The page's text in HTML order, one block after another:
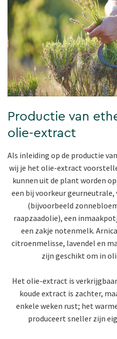
Productie van
olie-extract
Als inleiding op de productie
wij je het olie-extract
kunnen uit de plant worden
een bij voorkeur
(bijvoorbeeld
raapzaadolie), een
een zakje notenmelk.
citroenmelisse, lavendel en
zijn geschikt om in
Het olie-extract is
koude extract is zachter,
enkele weken rust; het
produceert sneller zijn